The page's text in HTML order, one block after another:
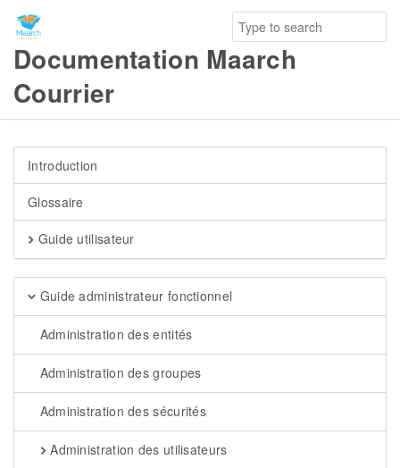
Documentation Maarch
Courrier
Introduction
Glossaire
Guide utilisateur
Guide administrateur fonctionnel
Administration des entités
Administration des groupes
Administration des sécurités
Administration des utilisateurs